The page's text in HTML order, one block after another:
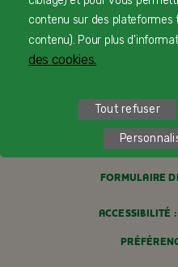
POLITIQUE DE
CONDITIONS
FORMULAIRE
ACCESSIBILITÉ
contenu sur des plateformes
contenu). Pour plus
des cookies.
Tout refuser